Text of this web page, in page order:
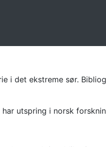
i det ekstreme sør.
utspring i norsk